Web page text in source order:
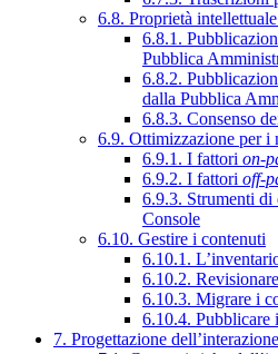
6.8. Proprietà
6.8.1.
Pubblica
6.8.2.
dalla Pubblica
6.8.3. Consenso
6.9. Ottimizzazione per i
6.9.1. I fattori on-
6.9.2. I fattori off-
6.9.3. Strumenti di
Console
6.10. Gestire i contenuti
6.10.1.
6.10.2.
6.10.3. Migrare i
6.10.4. Pubblicare
7. Progettazione dell’interazione